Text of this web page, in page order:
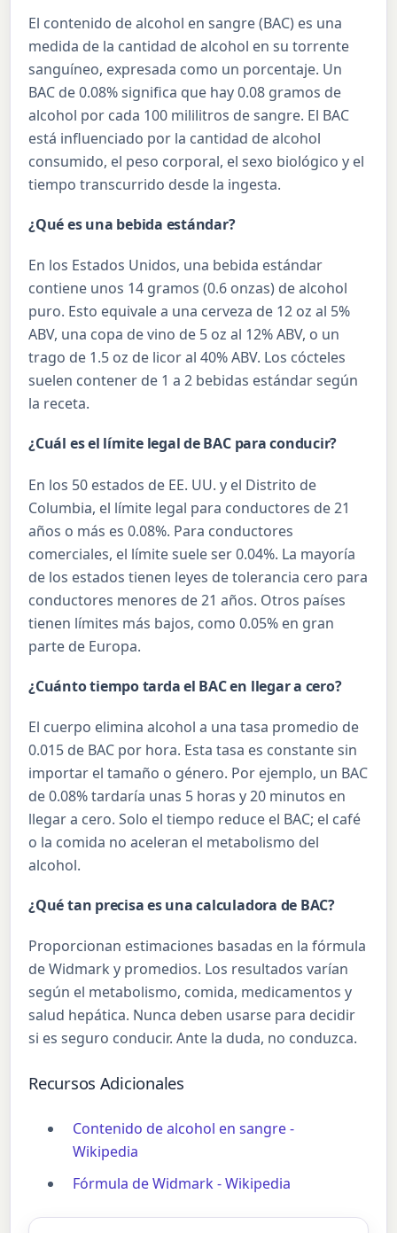
El contenido de alcohol en sangre (BAC) es una
medida de la cantidad de alcohol en su torrente
sanguíneo, expresada como un porcentaje. Un
BAC de 0.08% significa que hay 0.08 gramos de
alcohol por cada 100 mililitros de sangre. El BAC
está influenciado por la cantidad de alcohol
consumido, el peso corporal, el sexo biológico y el
tiempo transcurrido desde la ingesta.
¿Qué es una bebida estándar?
En los Estados Unidos, una bebida estándar
contiene unos 14 gramos (0.6 onzas) de alcohol
puro. Esto equivale a una cerveza de 12 oz al 5%
ABV, una copa de vino de 5 oz al 12% ABV, o un
trago de 1.5 oz de licor al 40% ABV. Los cócteles
suelen contener de 1 a 2 bebidas estándar según
la receta.
¿Cuál es el límite legal de BAC para conducir?
En los 50 estados de EE. UU. y el Distrito de
Columbia, el límite legal para conductores de 21
años o más es 0.08%. Para conductores
comerciales, el límite suele ser 0.04%. La mayoría
de los estados tienen leyes de tolerancia cero para
conductores menores de 21 años. Otros países
tienen límites más bajos, como 0.05% en gran
parte de Europa.
¿Cuánto tiempo tarda el BAC en llegar a cero?
El cuerpo elimina alcohol a una tasa promedio de
0.015 de BAC por hora. Esta tasa es constante sin
importar el tamaño o género. Por ejemplo, un BAC
de 0.08% tardaría unas 5 horas y 20 minutos en
llegar a cero. Solo el tiempo reduce el BAC; el café
o la comida no aceleran el metabolismo del
alcohol.
¿Qué tan precisa es una calculadora de BAC?
Proporcionan estimaciones basadas en la fórmula
de Widmark y promedios. Los resultados varían
según el metabolismo, comida, medicamentos y
salud hepática. Nunca deben usarse para decidir
si es seguro conducir. Ante la duda, no conduzca.
Recursos Adicionales
Contenido de alcohol en sangre -
Wikipedia
Fórmula de Widmark - Wikipedia